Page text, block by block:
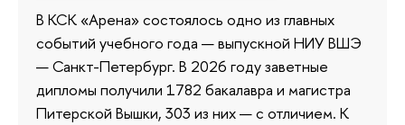
В КСК «Арена» состоялось одно из главных
событий учебного года — выпускной НИУ ВШЭ
— Санкт-Петербург. В 2026 году заветные
дипломы получили 1782 бакалавра и магистра
Питерской Вышки, 303 из них — с отличием. К